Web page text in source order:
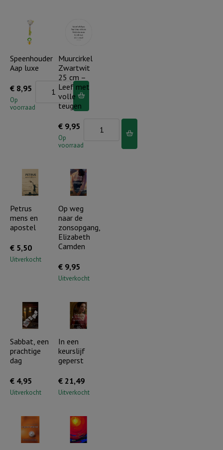
aantal
Speenhouder
Aap luxe
€ 8,95
Op
voorraad
Speenhouder
Muurcirkel
Zwartwit
25 cm –
Leef met
volle
teugen
€ 9,95
Op
voorraad
-
Leef
teugen
aantal
Petrus
mens en
apostel
€ 5,50
Uitverkocht
Op weg
naar de
zonsopgang,
Elizabeth
Camden
€ 9,95
Uitverkocht
Sabbat, een
prachtige
dag
€ 4,95
Uitverkocht
In een
keurslijf
geperst
€ 21,49
Uitverkocht